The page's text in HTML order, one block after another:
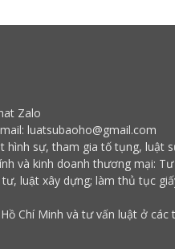
Zalo
luatsubaoho@gmail.com
hình sự, tham gia tố tụng, luật
và kinh doanh thương mại:
luật xây dựng; làm thủ tục
Chí Minh và tư vấn luật ở